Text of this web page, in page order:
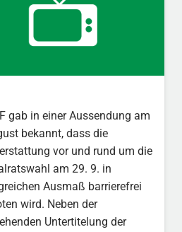
gab in einer Aussendung am
bekannt, dass die
vor und rund um die
am 29. 9. in
Ausmaß barrierefrei
wird. Neben der
Untertitelung der